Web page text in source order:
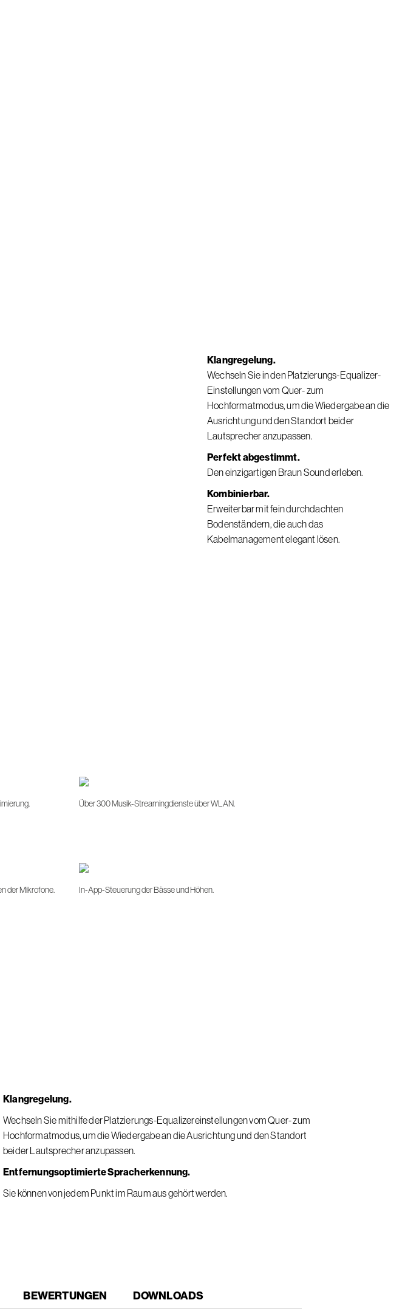
Klangregelung.
Wechseln Sie in den Platzierungs-Equalizer-
Einstellungen vom Quer- zum
Hochformatmodus, um die Wiedergabe an die
Ausrichtung und den Standort beider
Lautsprecher anzupassen.
Perfekt abgestimmt.
Den einzigartigen Braun Sound erleben.
Kombinierbar.
Erweiterbar mit fein durchdachten
Bodenständern, die auch das
Kabelmanagement elegant lösen.
Über 300 Musik-Streamingdienste über WLAN.
der Mikrofone. In-App-Steuerung der Bässe und Höhen.
Klangregelung.
Wechseln Sie mithilfe der Platzierungs-Equalizereinstellungen vom Quer- zum
Hochformatmodus, um die Wiedergabe an die Ausrichtung und den Standort
beider Lautsprecher anzupassen.
Entfernungsoptimierte Spracherkennung.
Sie können von jedem Punkt im Raum aus gehört werden.
BEWERTUNGEN DOWNLOADS